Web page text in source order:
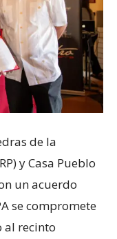
de la
y Casa Pueblo
un acuerdo
se compromete
al recinto